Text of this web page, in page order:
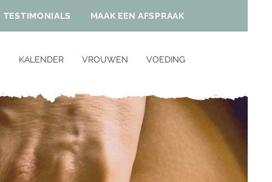
TESTIMONIALS MAAK EEN AFSPRAAK
KALENDER VROUWEN VOEDING